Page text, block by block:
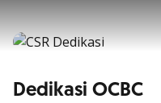
Positif untuk
Lingkungan
Dedikasi OCBC